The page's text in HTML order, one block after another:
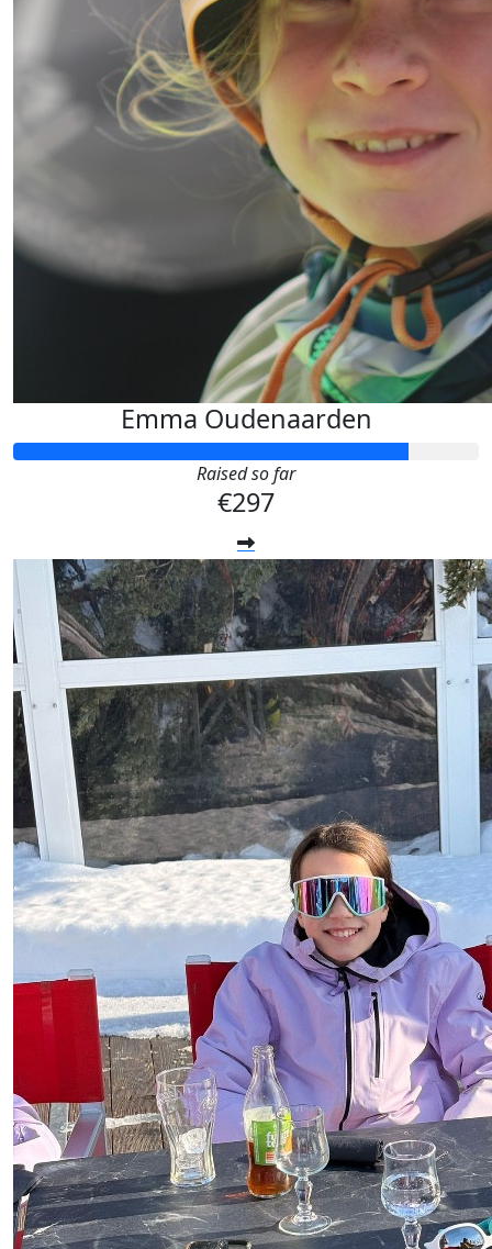
Emma Oudenaarden
Raised so far
€297